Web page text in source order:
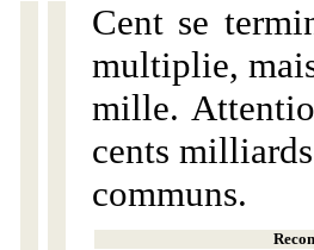
Cent se
multiplie,
mille.
cents
communs.